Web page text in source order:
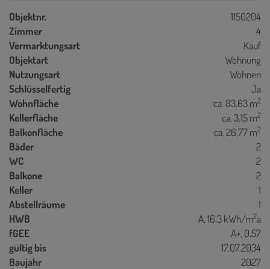
Objektnr.
1150204
Zimmer
4
Vermarktungsart
Kauf
Objektart
Wohnung
Nutzungsart
Wohnen
Schlüsselfertig
Ja
Wohnfläche
ca. 83,63 m2
Kellerfläche ca. 3,15 m2
Balkonfläche ca. 26,77 m2
Bäder
2
WC
2
Balkone
2
Keller
1
Abstellräume
1
HWB
A, 16.3 kWh/m2a
fGEE
A+, 0,57
gültig bis
17.07.2034
Baujahr
2027